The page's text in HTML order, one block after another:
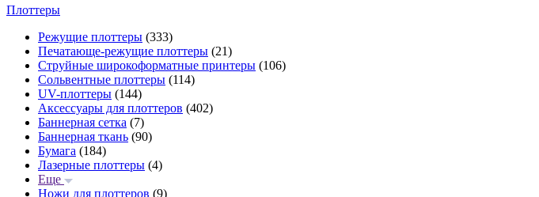
Плоттеры
Режущие плоттеры (333)
Печатающе-режущие плоттеры (21)
Струйные широкоформатные принтеры (106)
Сольвентные плоттеры (114)
UV-плоттеры (144)
Аксессуары для плоттеров (402)
Баннерная сетка (7)
Баннерная ткань (90)
Бумага (184)
Лазерные плоттеры (4)
Еще
Ножи для плоттеров (9)